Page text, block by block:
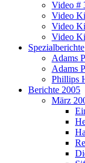
Video #
Video
Video
Video
Spezialberichte
Adams
Adams
Phillips
Berichte 2005
März